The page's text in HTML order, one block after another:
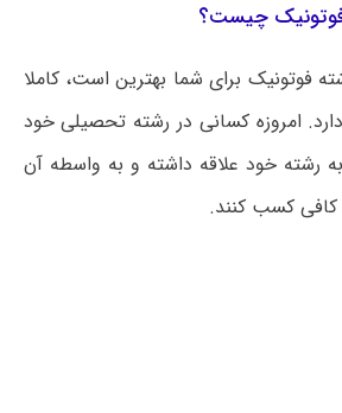
فوتونیک چیست؟
فوتونیک برای شما بهترین است، کاملا
امروزه کسانی در رشته تحصیلی خود
رشته خود علاقه داشته و به واسطه آن
کافی کسب کنند.